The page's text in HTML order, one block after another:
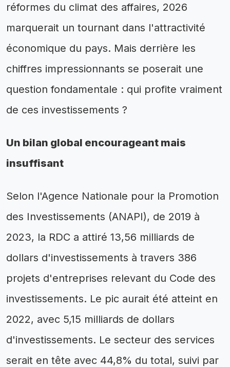
réformes du climat des affaires, 2026
marquerait un tournant dans l'attractivité
économique du pays. Mais derrière les
chiffres impressionnants se poserait une
question fondamentale : qui profite vraiment
de ces investissements ?
Un bilan global encourageant mais
insuffisant
Selon l'Agence Nationale pour la Promotion
des Investissements (ANAPI), de 2019 à
2023, la RDC a attiré 13,56 milliards de
dollars d'investissements à travers 386
projets d'entreprises relevant du Code des
investissements. Le pic aurait été atteint en
2022, avec 5,15 milliards de dollars
d'investissements. Le secteur des services
serait en tête avec 44,8% du total, suivi par